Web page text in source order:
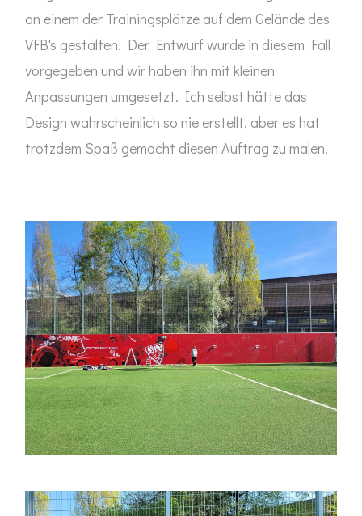
an einem der Trainingsplätze auf dem Gelände des
VFB's gestalten. Der Entwurf wurde in diesem Fall
vorgegeben und wir haben ihn mit kleinen
Anpassungen umgesetzt. Ich selbst hätte das
Design wahrscheinlich so nie erstellt, aber es hat
trotzdem Spaß gemacht diesen Auftrag zu malen.